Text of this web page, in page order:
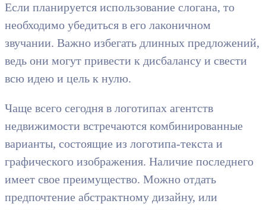
Если планируется использование слогана, то
необходимо убедиться в его лаконичном
звучании. Важно избегать длинных предложений,
ведь они могут привести к дисбалансу и свести
всю идею и цель к нулю.
Чаще всего сегодня в логотипах агентств
недвижимости встречаются комбинированные
варианты, состоящие из логотипа-текста и
графического изображения. Наличие последнего
имеет свое преимущество. Можно отдать
предпочтение абстрактному дизайну, или